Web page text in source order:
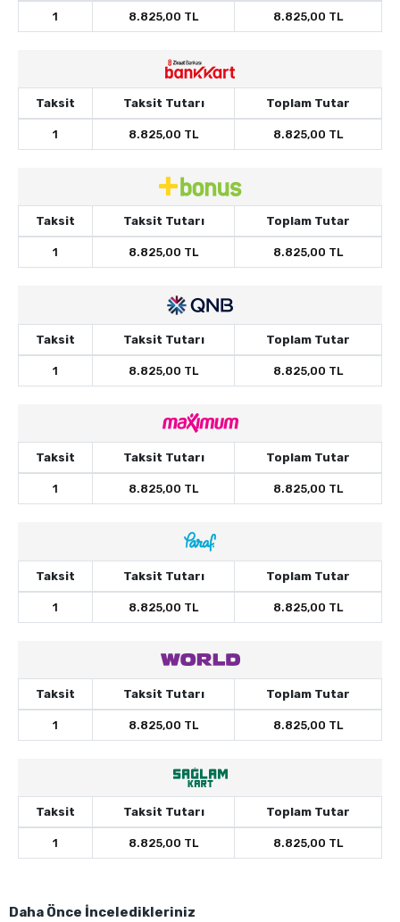
1 8.825,00 TL 8.825,00 TL
Taksit Taksit Tutarı Toplam Tutar
1 8.825,00 TL 8.825,00 TL
Taksit Taksit Tutarı Toplam Tutar
1 8.825,00 TL 8.825,00 TL
Taksit Taksit Tutarı Toplam Tutar
1 8.825,00 TL 8.825,00 TL
Taksit Taksit Tutarı Toplam Tutar
1 8.825,00 TL 8.825,00 TL
Taksit Taksit Tutarı Toplam Tutar
1 8.825,00 TL 8.825,00 TL
Taksit Taksit Tutarı Toplam Tutar
1 8.825,00 TL 8.825,00 TL
Taksit Taksit Tutarı Toplam Tutar
1 8.825,00 TL 8.825,00 TL
Daha Önce İnceledikleriniz